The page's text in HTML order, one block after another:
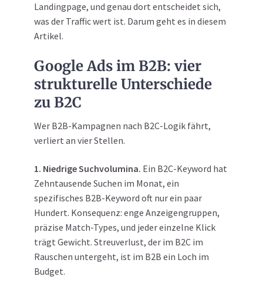
Landingpage, und genau dort entscheidet sich,
was der Traffic wert ist. Darum geht es in diesem
Artikel.
Google Ads im B2B: vier
strukturelle Unterschiede
zu B2C
Wer B2B-Kampagnen nach B2C-Logik fährt,
verliert an vier Stellen.
1. Niedrige Suchvolumina. Ein B2C-Keyword hat
Zehntausende Suchen im Monat, ein
spezifisches B2B-Keyword oft nur ein paar
Hundert. Konsequenz: enge Anzeigengruppen,
präzise Match-Types, und jeder einzelne Klick
trägt Gewicht. Streuverlust, der im B2C im
Rauschen untergeht, ist im B2B ein Loch im
Budget.